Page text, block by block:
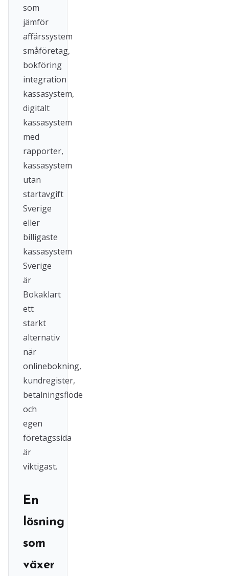
som
jämför
affärssystem
småföretag,
bokföring
integration
kassasystem,
digitalt
kassasystem
med
rapporter,
kassasystem
utan
startavgift
Sverige
eller
billigaste
kassasystem
Sverige
är
Bokaklart
ett
starkt
alternativ
när
onlinebokning,
kundregister,
betalningsflöde
och
egen
företagssida
är
viktigast.
En
lösning
som
växer